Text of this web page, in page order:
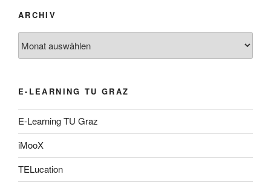
ARCHIV
E-LEARNING TU GRAZ
E-Learning TU Graz
iMooX
TELucation